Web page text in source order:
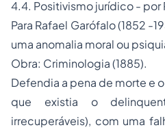
4.4. Positivismo jurídico - por
Para Rafael Garófalo (1852 -
uma anomalia moral ou
Obra: Criminologia (1885).
Defendia a pena de morte e
que existia o
irrecuperáveis), com uma